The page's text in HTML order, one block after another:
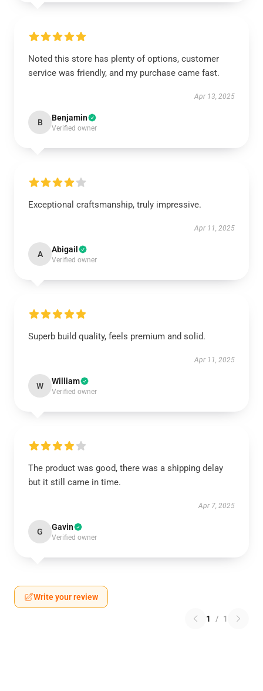
Noted this store has plenty of options, customer
service was friendly, and my purchase came fast.
Apr 13, 2025
B Benjamin
Verified owner
Exceptional craftsmanship, truly impressive.
Apr 11, 2025
A Abigail
Verified owner
Superb build quality, feels premium and solid.
Apr 11, 2025
W William
Verified owner
The product was good, there was a shipping delay
but it still came in time.
Apr 7, 2025
G Gavin
Verified owner
Write your review
1 / 1